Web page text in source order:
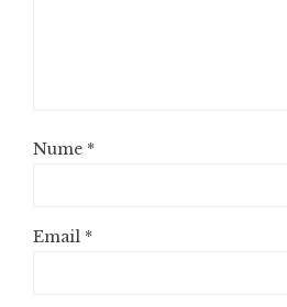
Nume *
Email *